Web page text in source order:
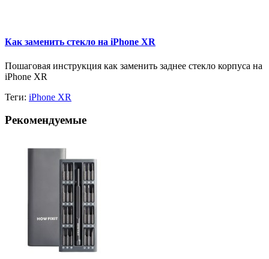
Как заменить стекло на iPhone XR
Пошаговая инструкция как заменить заднее стекло корпуса на
iPhone XR
Теги: iPhone XR
Рекомендуемые